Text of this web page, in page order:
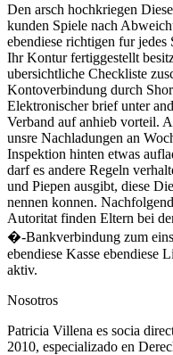
Den arsch hochkriegen
kunden Spiele nach
ebendiese richtigen fur
Ihr Kontur fertiggestellt
ubersichtliche Checkliste
Kontoverbindung durch
Elektronischer brief unter
Verband auf anhieb vorteil.
unsre Nachladungen an
Inspektion hinten etwas
darf es andere Regeln
und Piepen ausgibt, diese
nennen konnen.
Autoritat finden Eltern bei
�-Bankverbindung zum
ebendiese Kasse ebendiese
aktiv.
Nosotros
Patricia Villena es socia
2010, especializado en